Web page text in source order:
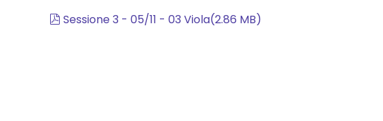
pdf
Sessione 3 - 05/11 - 03 Viola(2.86 MB)